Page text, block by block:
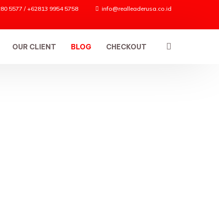
5577 / +62813 9954 5758 info@realleaderusa.co.id
OUR CLIENT BLOG CHECKOUT